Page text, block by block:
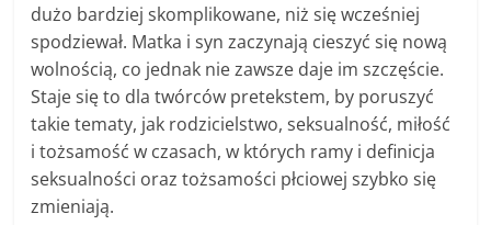
dużo bardziej skomplikowane, niż się wcześniej
spodziewał. Matka i syn zaczynają cieszyć się nową
wolnością, co jednak nie zawsze daje im szczęście.
Staje się to dla twórców pretekstem, by poruszyć
takie tematy, jak rodzicielstwo, seksualność, miłość
i tożsamość w czasach, w których ramy i definicja
seksualności oraz tożsamości płciowej szybko się
zmieniają.